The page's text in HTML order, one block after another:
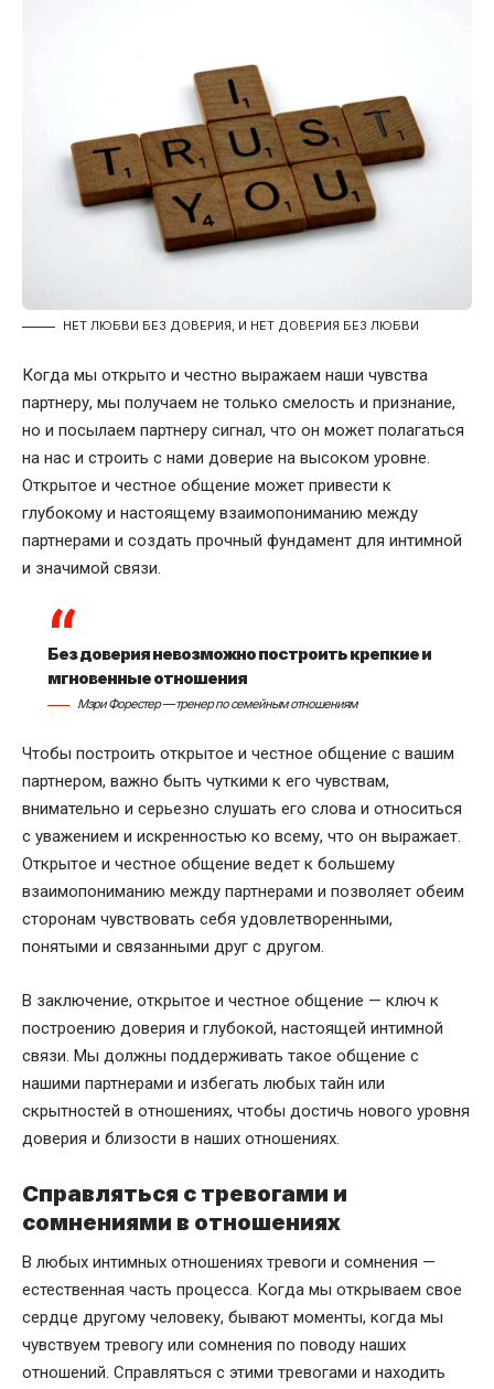
НЕТ ЛЮБВИ БЕЗ ДОВЕРИЯ, И НЕТ ДОВЕРИЯ БЕЗ ЛЮБВИ
Когда мы открыто и честно выражаем наши чувства
партнеру, мы получаем не только смелость и признание,
но и посылаем партнеру сигнал, что он может полагаться
на нас и строить с нами доверие на высоком уровне.
Открытое и честное общение может привести к
глубокому и настоящему взаимопониманию между
партнерами и создать прочный фундамент для интимной
и значимой связи.
Без доверия невозможно построить крепкие и
мгновенные отношения
Мэри Форестер — тренер по семейным отношениям
Чтобы построить открытое и честное общение с вашим
партнером, важно быть чуткими к его чувствам,
внимательно и серьезно слушать его слова и относиться
с уважением и искренностью ко всему, что он выражает.
Открытое и честное общение ведет к большему
взаимопониманию между партнерами и позволяет обеим
сторонам чувствовать себя удовлетворенными,
понятыми и связанными друг с другом.
В заключение, открытое и честное общение — ключ к
построению доверия и глубокой, настоящей интимной
связи. Мы должны поддерживать такое общение с
нашими партнерами и избегать любых тайн или
скрытностей в отношениях, чтобы достичь нового уровня
доверия и близости в наших отношениях.
Справляться с тревогами и
сомнениями в отношениях
В любых интимных отношениях тревоги и сомнения —
естественная часть процесса. Когда мы открываем свое
сердце другому человеку, бывают моменты, когда мы
чувствуем тревогу или сомнения по поводу наших
отношений. Справляться с этими тревогами и находить